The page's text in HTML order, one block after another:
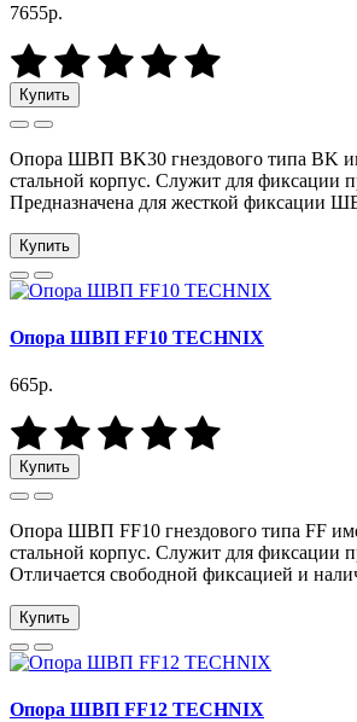
7655р.
Купить
Опора ШВП BK30 гнездового типа BK
стальной корпус. Служит для фиксации
Предназначена для жесткой фиксации
Купить
Опора ШВП FF10 TECHNIX
665р.
Купить
Опора ШВП FF10 гнездового типа FF
стальной корпус. Служит для фиксации
Отличается свободной фиксацией и
Купить
Опора ШВП FF12 TECHNIX